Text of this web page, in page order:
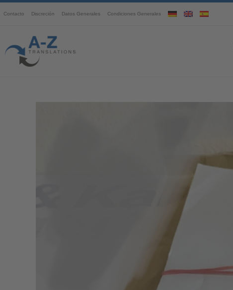
Contacto Discreción Datos Generales Condiciones Generales